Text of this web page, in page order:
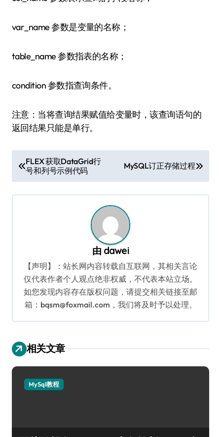
var_name 参数是变量的名称；
table_name 参数指表的名称；
condition 参数指查询条件。
注意：当将查询结果赋值给变量时，该查询语句的
返回结果只能是单行。
章
导
FLEX 获取DataGrid行
号和列号示例代码
MySQL订正存储过程
由 dawei
【声明】：站长网内容转载自互联网，其相关言论
仅代表作者个人观点绝非权威，不代表本站立场。
如您发现内容存在版权问题，请提交相关链接至邮
箱：bqsm@foxmail.com，我们将及时予以处理。
相关文章
MySql教程